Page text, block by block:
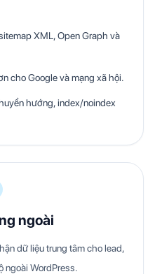
XML, Open Graph và
cho Google và mạng xã hội.
hướng, index/noindex
ngoài
dữ liệu trung tâm cho lead,
ngoài WordPress.